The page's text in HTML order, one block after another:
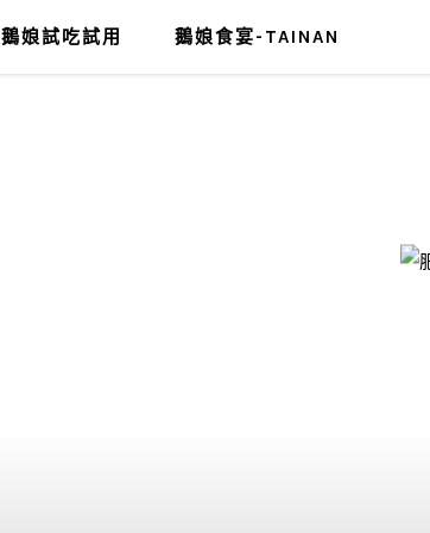
鵝娘試吃試用 鵝娘食宴-TAINAN
肥油太厚-鵝娘的後宮